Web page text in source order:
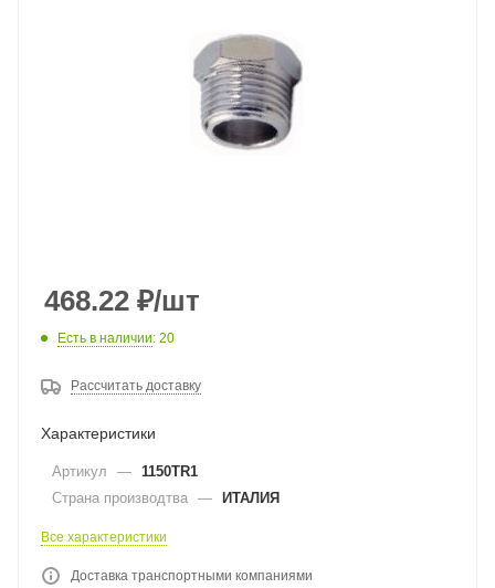
468.22 ₽/шт
Есть в наличии: 20
Рассчитать доставку
Характеристики
Артикул —
1150TR1
Страна производтва — ИТАЛИЯ
Все характеристики
Доставка транспортными компаниями